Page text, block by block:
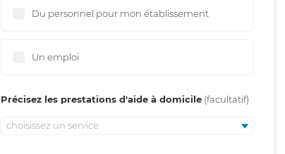
Du personnel pour mon établissement
Un emploi
Précisez les prestations d'aide à domicile
choisissez un service